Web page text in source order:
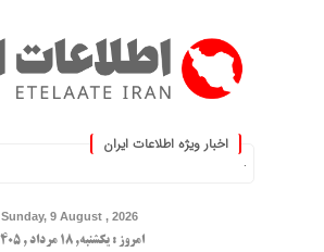
اخبار ویژه اطلاعات ایران
Sunday, 9 August , 2026
امروز : یکشنبه, ۱۸ مرداد , ۱۴۰۵